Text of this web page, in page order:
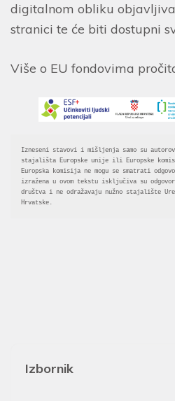
digitalnom obliku
stranici te će biti dostupni
Više o EU fondovima
Izneseni stavovi i mišljenja samo su
stajališta Europske unije ili Europske
Europska komisija ne mogu se smatrati
izražena u ovom tekstu isključiva su
društva i ne odražavaju nužno stajalište
Hrvatske.
Izbornik